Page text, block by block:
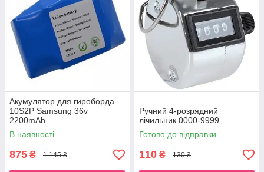
Акумулятор для гироборда
10S2P Samsung 36v
2200mAh
В наявності
875 ₴ 1 145 ₴
Ручний 4-розрядний
лічильник 0000-9999
Готово до відправки
110 ₴ 130 ₴